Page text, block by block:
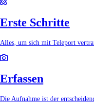
Erste Schritte
Alles, um sich mit Teleport
Erfassen
Die Aufnahme ist der